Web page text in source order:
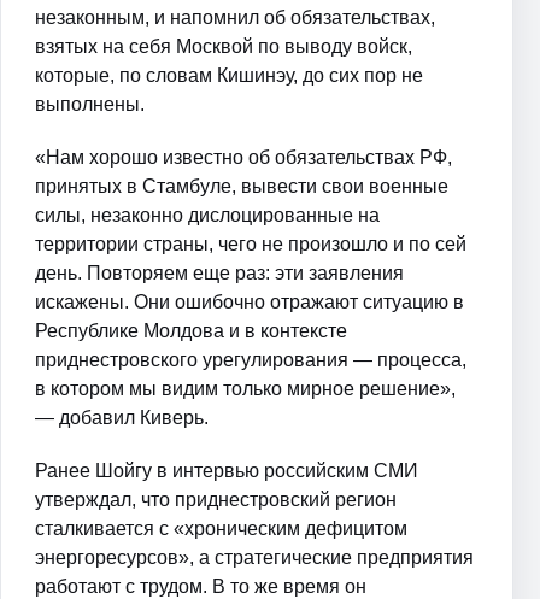
незаконным, и напомнил об обязательствах,
взятых на себя Москвой по выводу войск,
которые, по словам Кишинэу, до сих пор не
выполнены.
«Нам хорошо известно об обязательствах РФ,
принятых в Стамбуле, вывести свои военные
силы, незаконно дислоцированные на
территории страны, чего не произошло и по сей
день. Повторяем еще раз: эти заявления
искажены. Они ошибочно отражают ситуацию в
Республике Молдова и в контексте
приднестровского урегулирования — процесса,
в котором мы видим только мирное решение»,
— добавил Киверь.
Ранее Шойгу в интервью российским СМИ
утверждал, что приднестровский регион
сталкивается с «хроническим дефицитом
энергоресурсов», а стратегические предприятия
работают с трудом. В то же время он